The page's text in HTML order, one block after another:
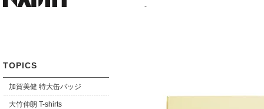
TOPICS
加賀美健 特大缶バッジ
大竹伸朗 T-shirts
-